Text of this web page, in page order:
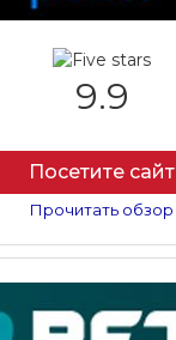
9.9
Посетите сайт
Прочитать обзор